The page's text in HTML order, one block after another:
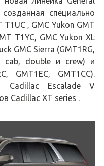
специально
, GMC Yukon GMT
T1YC, GMC Yukon XL
GMC Sierra (GMT1RG,
cab, double и crew) и
GMT1EC, GMT1CC).
Cadillac Escalade V
Cadillac XT series .